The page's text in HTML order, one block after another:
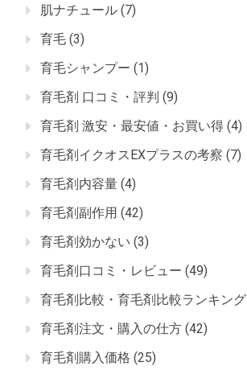
肌ナチュール (7)
育毛 (3)
育毛シャンプー (1)
育毛剤 口コミ・評判 (9)
育毛剤 激安・最安値・お買い得 (4)
育毛剤イクオスEXプラスの考察 (7)
育毛剤内容量 (4)
育毛剤副作用 (42)
育毛剤効かない (3)
育毛剤口コミ・レビュー (49)
育毛剤比較・育毛剤比較ランキング
育毛剤注文・購入の仕方 (42)
育毛剤購入価格 (25)